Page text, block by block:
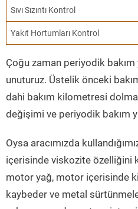
Sıvı Sızıntı Kontrol
Yakıt Hortumları Kontrol
Çoğu zaman periyodik bakım
unuturuz. Üstelik önceki
dahi bakım kilometresi
değişimi ve periyodik bakım
Oysa aracımızda
içerisinde viskozite özelliğini
motor yağ, motor içerisinde
kaybeder ve metal